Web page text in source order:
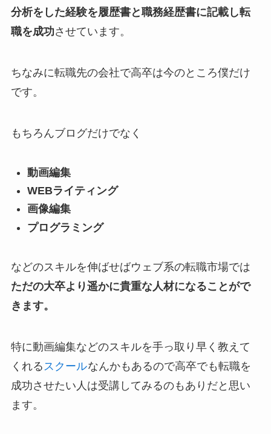
分析をした経験を履歴書と職務経歴書に記載し転
職を成功させています。
ちなみに転職先の会社で高卒は今のところ僕だけ
です。
もちろんブログだけでなく
動画編集
WEBライティング
画像編集
プログラミング
などのスキルを伸ばせばウェブ系の転職市場では
ただの大卒より遥かに貴重な人材になることがで
きます。
特に動画編集などのスキルを手っ取り早く教えて
くれる スクールなんかもあるので高卒でも転職を
成功させたい人は受講してみるのもありだと思い
ます。